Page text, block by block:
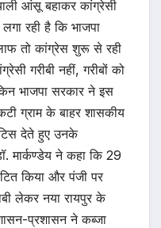
आंसू बहाकर कांग्रेसी
रही है कि भाजपा
तो कांग्रेस शुरू से रही
गरीबी नहीं, गरीबों को
भाजपा सरकार ने इस
ग्राम के बाहर शासकीय
देते हुए उनके
मार्कण्डेय ने कहा कि 29
किया और पंजी पर
लेकर नया रायपुर के
प्रशासन ने कब्जा